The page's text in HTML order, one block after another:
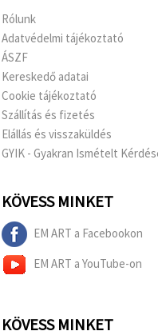
Rólunk
Adatvédelmi tájékoztató
ÁSZF
Kereskedő adatai
Cookie tájékoztató
Szállítás és fizetés
Elállás és visszaküldés
GYIK - Gyakran Ismételt
KÖVESS MINKET
EM ART a Facebookon
EM ART a YouTube-on
KÖVESS MINKET